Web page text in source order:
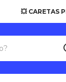
💥 CARETAS